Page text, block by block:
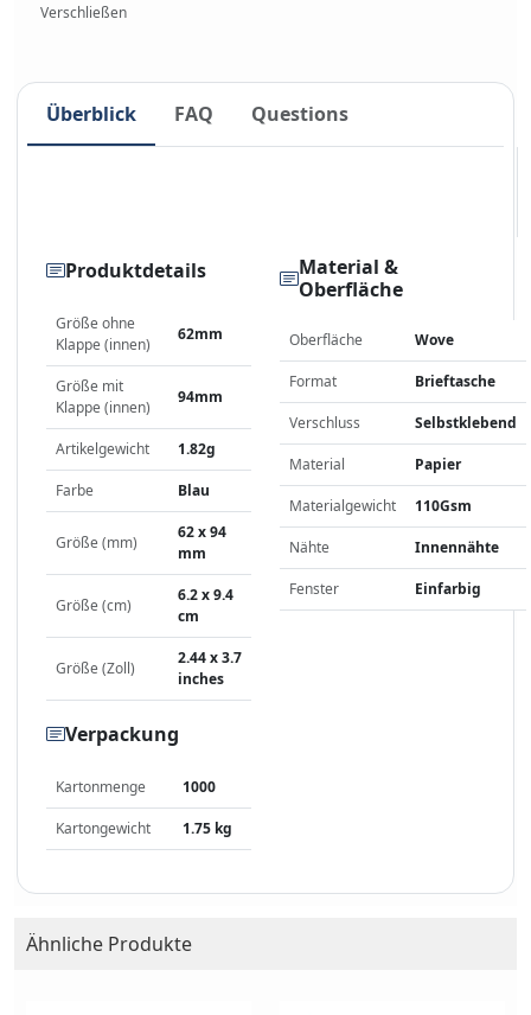
Verschließen
Überblick FAQ Questions
Produktdetails
Größe ohne
Klappe (innen)
62mm
Größe mit
Klappe (innen)
94mm
Artikelgewicht 1.82g
Farbe Blau
Größe (mm)
62 x 94
mm
Größe (cm)
6.2 x 9.4
cm
Größe (Zoll)
2.44 x 3.7
inches
Material &
Oberfläche
Oberfläche Wove
Format Brieftasche
Verschluss Selbstklebend
Material Papier
Materialgewicht 110Gsm
Nähte Innennähte
Fenster Einfarbig
Verpackung
Kartonmenge 1000
Kartongewicht 1.75 kg
Ähnliche Produkte